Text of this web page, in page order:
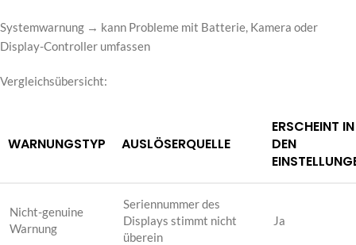
Systemwarnung → kann Probleme mit Batterie, Kamera oder
Display-Controller umfassen
Vergleichsübersicht:
WARNUNGSTYP AUSLÖSERQUELLE
ERSCHEINT IN
DEN
Nicht-genuine
Warnung
Seriennummer des
Displays stimmt nicht
überein
Ja